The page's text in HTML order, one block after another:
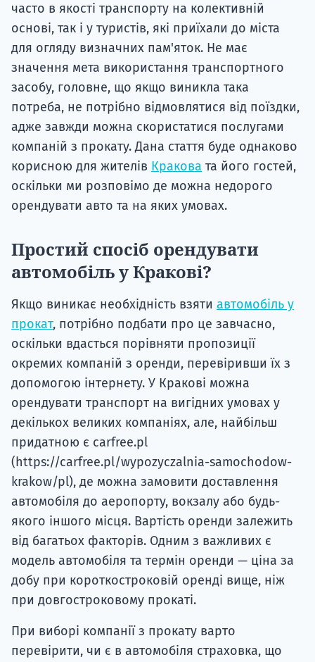
часто в якості транспорту на колективній
основі, так і у туристів, які приїхали до міста
для огляду визначних пам'яток. Не має
значення мета використання транспортного
засобу, головне, що якщо виникла така
потреба, не потрібно відмовлятися від поїздки,
адже завжди можна скористатися послугами
компаній з прокату. Дана стаття буде однаково
корисною для жителів Кракова та його гостей,
оскільки ми розповімо де можна недорого
орендувати авто та на яких умовах.
Простий спосіб орендувати
автомобіль у Кракові?
Якщо виникає необхідність взяти автомобіль у
прокат, потрібно подбати про це завчасно,
оскільки вдасться порівняти пропозиції
окремих компаній з оренди, перевіривши їх з
допомогою інтернету. У Кракові можна
орендувати транспорт на вигідних умовах у
декількох великих компаніях, але, найбільш
придатною є carfree.pl
(https://carfree.pl/wypozyczalnia-samochodow-
krakow/pl), де можна замовити доставлення
автомобіля до аеропорту, вокзалу або будь-
якого іншого місця. Вартість оренди залежить
від багатьох факторів. Одним з важливих є
модель автомобіля та термін оренди — ціна за
добу при короткостроковій оренді вище, ніж
при довгостроковому прокаті.
При виборі компанії з прокату варто
перевірити, чи є в автомобіля страховка, що